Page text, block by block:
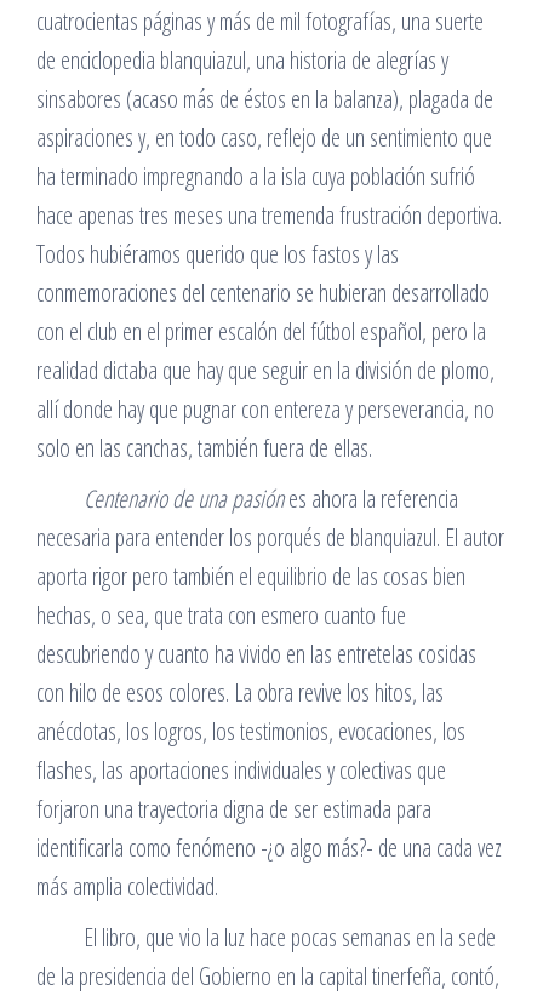
cuatrocientas páginas y más de mil fotografías, una suerte
de enciclopedia blanquiazul, una historia de alegrías y
sinsabores (acaso más de éstos en la balanza), plagada de
aspiraciones y, en todo caso, reflejo de un sentimiento que
ha terminado impregnando a la isla cuya población sufrió
hace apenas tres meses una tremenda frustración deportiva.
Todos hubiéramos querido que los fastos y las
conmemoraciones del centenario se hubieran desarrollado
con el club en el primer escalón del fútbol español, pero la
realidad dictaba que hay que seguir en la división de plomo,
allí donde hay que pugnar con entereza y perseverancia, no
solo en las canchas, también fuera de ellas.
Centenario de una pasiónes ahora la referencia
necesaria para entender los porqués de blanquiazul. El autor
aporta rigor pero también el equilibrio de las cosas bien
hechas, o sea, que trata con esmero cuanto fue
descubriendo y cuanto ha vivido en las entretelas cosidas
con hilo de esos colores. La obra revive los hitos, las
anécdotas, los logros, los testimonios, evocaciones, los
flashes, las aportaciones individuales y colectivas que
forjaron una trayectoria digna de ser estimada para
identificarla como fenómeno -¿o algo más?- de una cada vez
más amplia colectividad.
El libro, que vio la luz hace pocas semanas en la sede
de la presidencia del Gobierno en la capital tinerfeña, contó,